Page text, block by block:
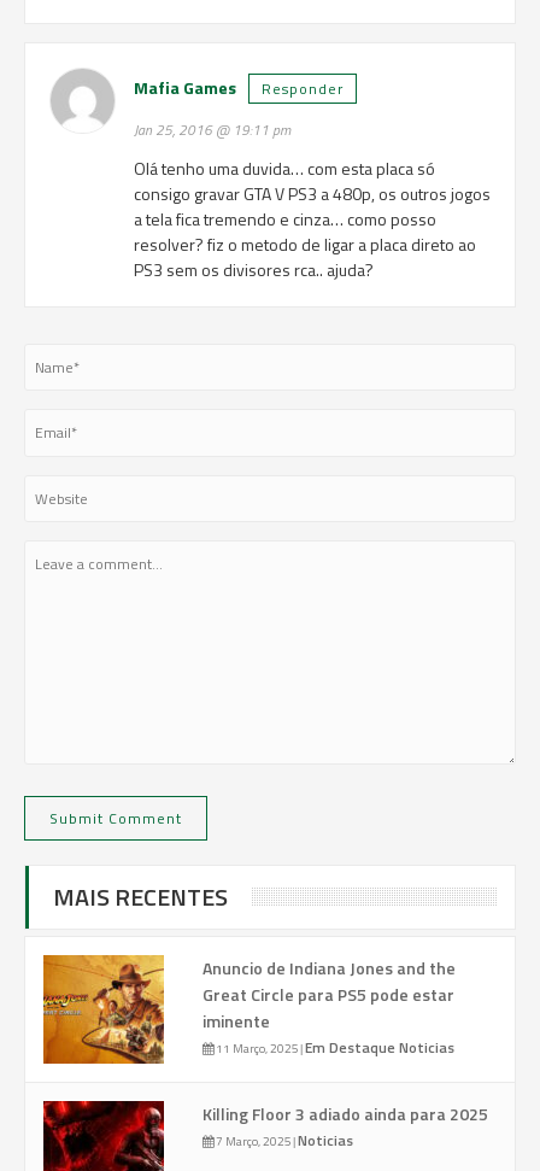
Mafia Games Responder
Jan 25, 2016 @ 19:11 pm
Olá tenho uma duvida… com esta placa só
consigo gravar GTA V PS3 a 480p, os outros jogos
a tela fica tremendo e cinza… como posso
resolver? fiz o metodo de ligar a placa direto ao
PS3 sem os divisores rca.. ajuda?
MAIS RECENTES
Anuncio de Indiana Jones and the
Great Circle para PS5 pode estar
iminente
11 Março, 2025|Em Destaque Noticias
Killing Floor 3 adiado ainda para 2025
7 Março, 2025|Noticias